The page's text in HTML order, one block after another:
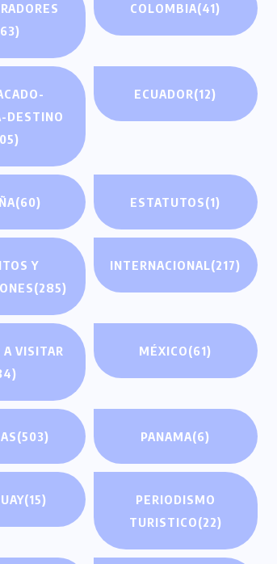
COLOMBIA(41)
DESTINO
ECUADOR(12)
(60) ESTATUTOS(1)
Y
(285)
INTERNACIONAL(217)
A VISITAR
MÉXICO(61)
(503) PANAMA(6)
(15)
PERIODISMO
TURISTICO(22)